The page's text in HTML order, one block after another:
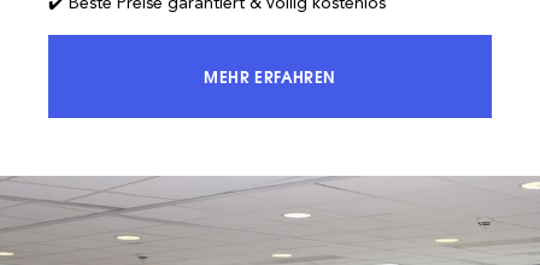
MEHR ERFAHRENERREICHEN SIE 100 % DES